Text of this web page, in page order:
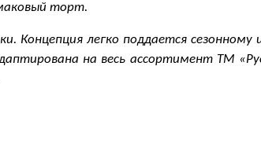
торт.
Концепция легко поддается
на весь ассортимент ТМ